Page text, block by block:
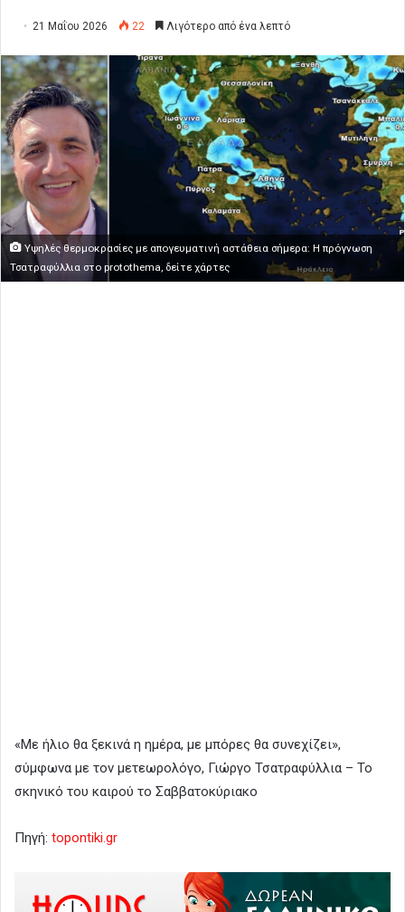
21 Μαΐου 2026 22 Λιγότερο από ένα λεπτό
Υψηλές θερμοκρασίες με απογευματινή αστάθεια σήμερα: Η πρόγνωση
Τσατραφύλλια στο protothema, δείτε χάρτες
«Με ήλιο θα ξεκινά η ημέρα, με μπόρες θα συνεχίζει»,
σύμφωνα με τον μετεωρολόγο, Γιώργο Τσατραφύλλια – Το
σκηνικό του καιρού το Σαββατοκύριακο
Πηγή: topontiki.gr